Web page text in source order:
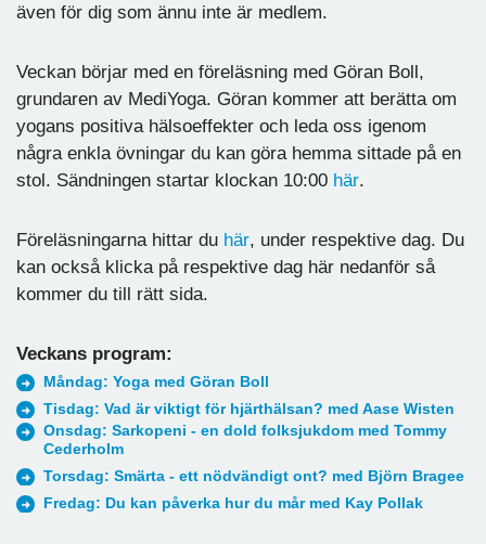
även för dig som ännu inte är medlem.
Veckan börjar med en föreläsning med Göran Boll,
grundaren av MediYoga. Göran kommer att berätta om
yogans positiva hälsoeffekter och leda oss igenom
några enkla övningar du kan göra hemma sittade på en
stol. Sändningen startar klockan 10:00 här.
Föreläsningarna hittar du här, under respektive dag. Du
kan också klicka på respektive dag här nedanför så
kommer du till rätt sida.
Veckans program:
Måndag: Yoga med Göran Boll
Tisdag: Vad är viktigt för hjärthälsan? med Aase Wisten
Onsdag: Sarkopeni - en dold folksjukdom med Tommy
Cederholm
Torsdag: Smärta - ett nödvändigt ont? med Björn Bragee
Fredag: Du kan påverka hur du mår med Kay Pollak